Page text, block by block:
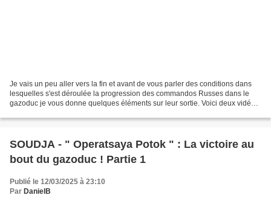
Je vais un peu aller vers la fin et avant de vous parler des conditions dans
lesquelles s'est déroulée la progression des commandos Russes dans le
gazoduc je vous donne quelques éléments sur leur sortie. Voici deux vidéos
SOUDJA - " Operatsaya Potok " : La victoire au
bout du gazoduc ! Partie 1
Publié le 12/03/2025 à 23:10
Par DanielB